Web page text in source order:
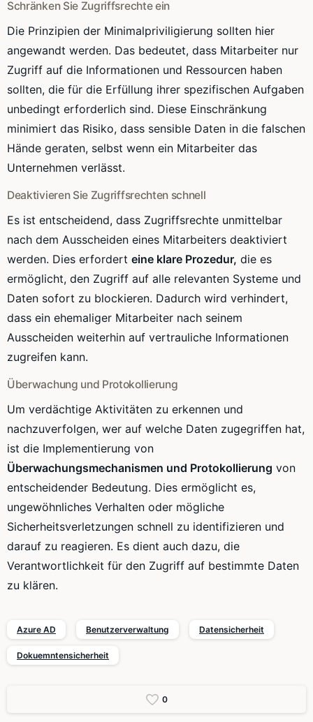
Schränken Sie Zugriffsrechte ein
Die Prinzipien der Minimalpriviligierung sollten hier
angewandt werden. Das bedeutet, dass Mitarbeiter nur
Zugriff auf die Informationen und Ressourcen haben
sollten, die für die Erfüllung ihrer spezifischen Aufgaben
unbedingt erforderlich sind. Diese Einschränkung
minimiert das Risiko, dass sensible Daten in die falschen
Hände geraten, selbst wenn ein Mitarbeiter das
Unternehmen verlässt.
Deaktivieren Sie Zugriffsrechten schnell
Es ist entscheidend, dass Zugriffsrechte unmittelbar
nach dem Ausscheiden eines Mitarbeiters deaktiviert
werden. Dies erfordert eine klare Prozedur, die es
ermöglicht, den Zugriff auf alle relevanten Systeme und
Daten sofort zu blockieren. Dadurch wird verhindert,
dass ein ehemaliger Mitarbeiter nach seinem
Ausscheiden weiterhin auf vertrauliche Informationen
zugreifen kann.
Überwachung und Protokollierung
Um verdächtige Aktivitäten zu erkennen und
nachzuverfolgen, wer auf welche Daten zugegriffen hat,
ist die Implementierung von
Überwachungsmechanismen und Protokollierung von
entscheidender Bedeutung. Dies ermöglicht es,
ungewöhnliches Verhalten oder mögliche
Sicherheitsverletzungen schnell zu identifizieren und
darauf zu reagieren. Es dient auch dazu, die
Verantwortlichkeit für den Zugriff auf bestimmte Daten
zu klären.
Azure AD Benutzerverwaltung Datensicherheit
Dokuemntensicherheit
0